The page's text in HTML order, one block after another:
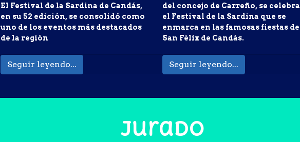
El Festival de la Sardina de Candás,
en su 52 edición, se consolidó como
uno de los eventos más destacados
de la región
Seguir leyendo...
del concejo de Carreño, se celebra
el Festival de la Sardina que se
enmarca en las famosas fiestas de
San Félix de Candás.
Seguir leyendo...
Jurado